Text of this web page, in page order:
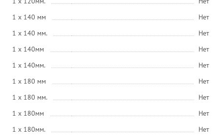
1 x 140 мм
Нет
1 x 140 мм.
Нет
1 x 140мм
Нет
1 x 140мм.
Нет
1 x 180 мм
Нет
1 x 180 мм.
Нет
1 x 180мм
Нет
1 x 180мм.
Нет